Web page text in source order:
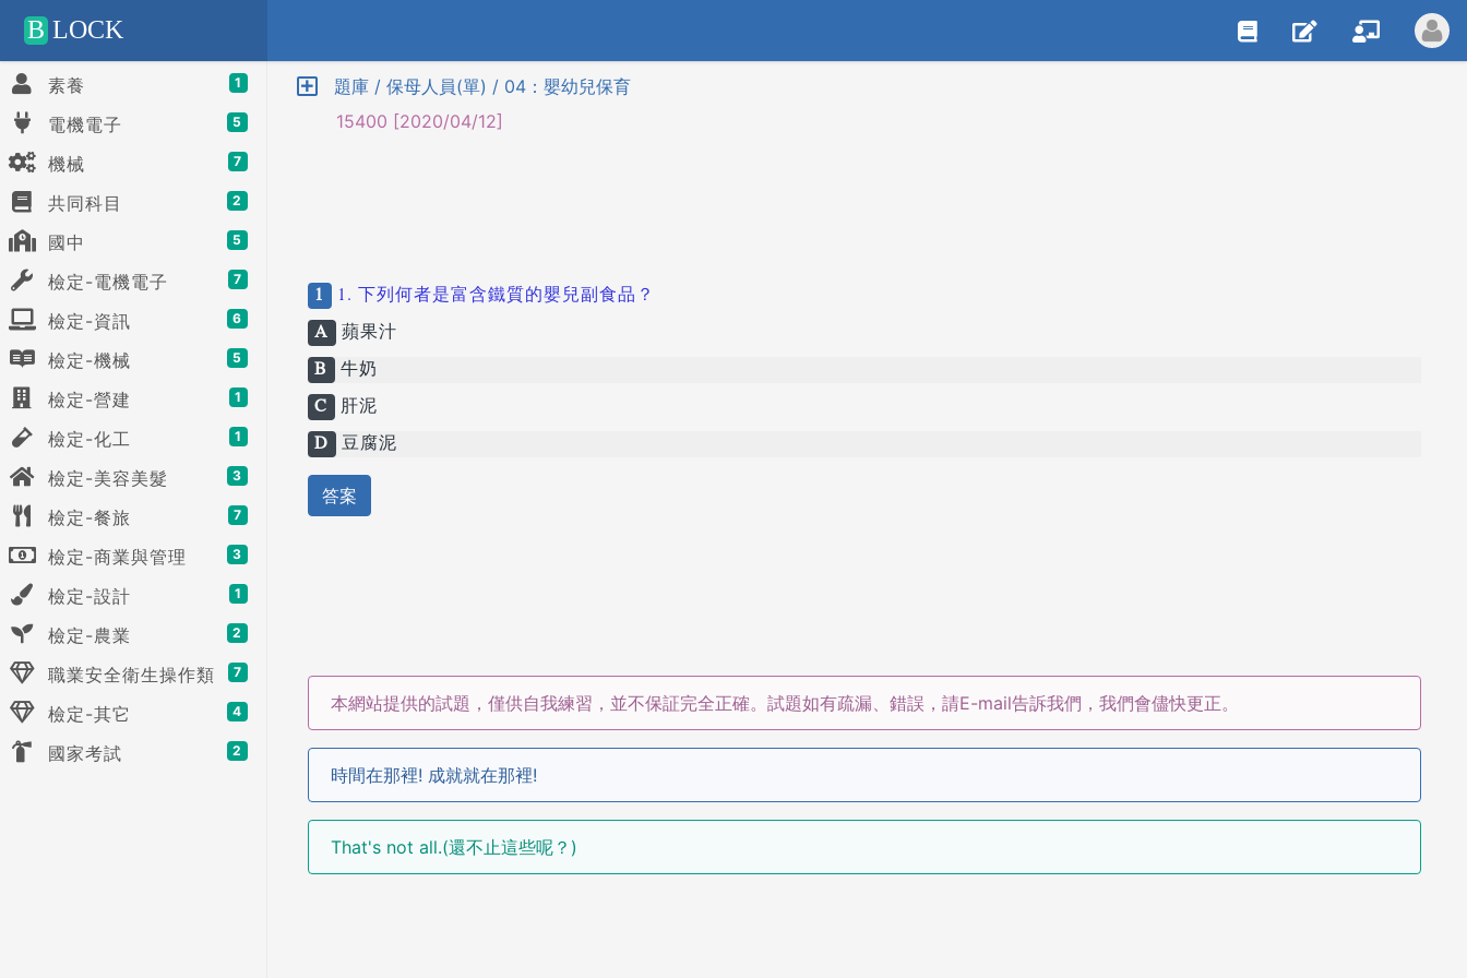
Positive SSL
B LOCK
素養 1
電機電子 5
機械 7
共同科目 2
國中 5
檢定-電機電子 7
檢定-資訊 6
檢定-機械 5
檢定-營建 1
檢定-化工 1
檢定-美容美髮 3
檢定-餐旅 7
檢定-商業與管理 3
檢定-設計 1
檢定-農業 2
職業安全衛生操作類 7
檢定-其它 4
國家考試 2
題庫 / 保母人員(單) / 04：嬰幼兒保育
15400 [2020/04/12]
1
1. 下列何者是富含鐵質的嬰兒副食品？
A 蘋果汁
B 牛奶
C 肝泥
D 豆腐泥
答案
本網站提供的試題，僅供自我練習，並不保証完全正確。試題如有疏漏、錯誤，請E-mail告訴我們，我們會儘快更正。
時間在那裡! 成就就在那裡!
That's not all.(還不止這些呢？)